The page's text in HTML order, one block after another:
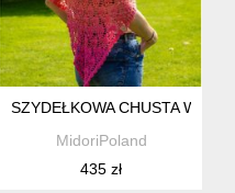
WZÓR W KŁOSY
SZYDEŁKOWA CHUSTA W
MidoriPoland
435 zł